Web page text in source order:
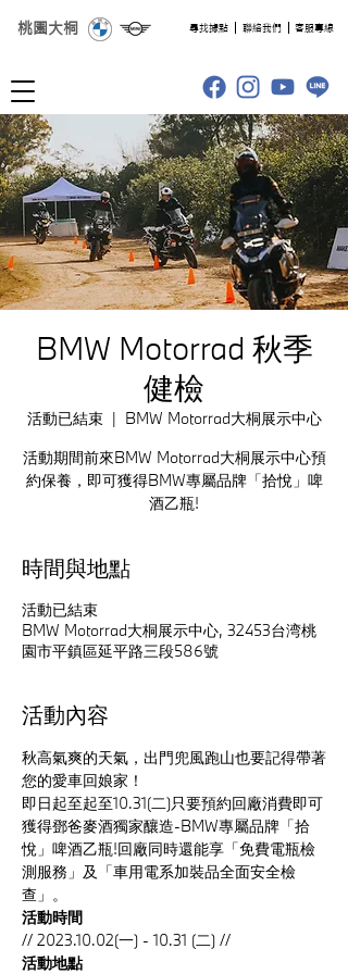
桃園大桐 ​尋找據點 聯絡我們 客服專線
BMW Motorrad 秋季
健檢
活動已結束 BMW Motorrad大桐展示中心
活動期間前來BMW Motorrad大桐展示中心預
約保養，即可獲得BMW專屬品牌「拾悅」啤
酒乙瓶!
時間與地點
活動已結束
BMW Motorrad大桐展示中心, 32453台湾桃
園市平鎮區延平路三段586號
活動內容
秋高氣爽的天氣，出門兜風跑山也要記得帶著
您的愛車回娘家！
即日起至起至10.31(二)只要預約回廠消費即可
獲得鄧爸麥酒獨家釀造-BMW專屬品牌「拾
悅」啤酒乙瓶!回廠同時還能享「免費電瓶檢
測服務」及「車用電系加裝品全面安全檢
查」。
活動時間
// 2023.10.02(一) - 10.31 (二) //
活動地點